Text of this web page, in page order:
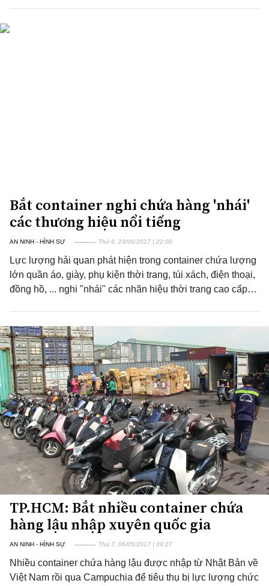
Bắt container nghi chứa hàng 'nhái'
các thương hiệu nổi tiếng
AN NINH - HÌNH SỰ Thứ 6, 23/06/2017 | 22:00
Lực lượng hải quan phát hiện trong container chứa lượng
lớn quần áo, giày, phụ kiện thời trang, túi xách, điện thoại,
đồng hồ, ... nghi "nhái" các nhãn hiệu thời trang cao cấp…
TP.HCM: Bắt nhiều container chứa
hàng lậu nhập xuyên quốc gia
AN NINH - HÌNH SỰ Thứ 7, 06/05/2017 | 09:27
Nhiều container chứa hàng lậu được nhập từ Nhật Bản về
Việt Nam rồi qua Campuchia để tiêu thụ bị lực lượng chức